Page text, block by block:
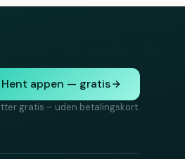
Hent appen — gratis
gratis – uden betalingskort.